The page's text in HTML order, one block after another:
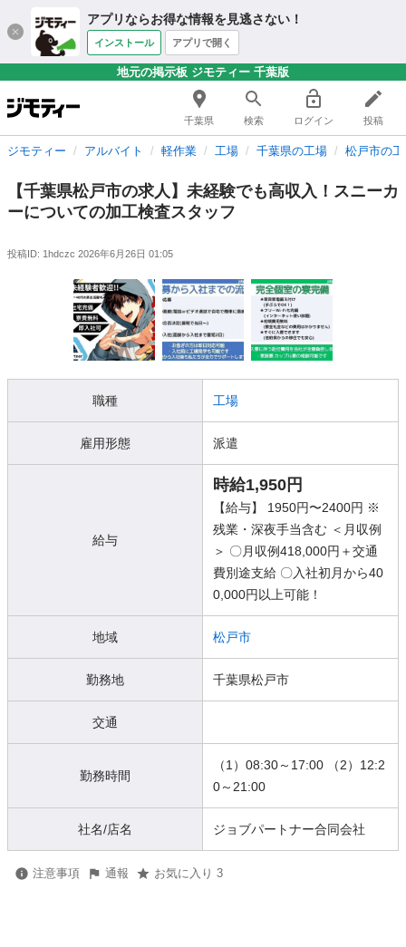
アプリならお得な情報を見逃さない！
インストール アプリで開く
地元の掲示板 ジモティー 千葉版
千葉県 検索 ログイン 投稿
ジモティー アルバイト 軽作業 工場 千葉県の工場 松戸市の
【千葉県松戸市の求人】未経験でも高収入！スニーカ
ーについての加工検査スタッフ
投稿ID: 1hdczc 2026年6月26日 01:05
職種 工場
雇用形態 派遣
給与
時給1,950円
【給与】 1950円〜2400円 ※
残業・深夜手当含む ＜月収例
＞ 〇月収例418,000円＋交通
費別途支給 〇入社初月から40
0,000円以上可能！
地域 松戸市
勤務地 千葉県松戸市
交通
勤務時間
（1）08:30～17:00 （2）12:2
0～21:00
社名/店名 ジョブパートナー合同会社
注意事項 通報 お気に入り 3